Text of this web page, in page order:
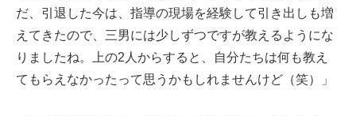
だ、引退した今は、指導の現場を経験して引き出しも増
えてきたので、三男には少しずつですが教えるようにな
りましたね。上の2人からすると、自分たちは何も教え
てもらえなかったって思うかもしれませんけど（笑）」